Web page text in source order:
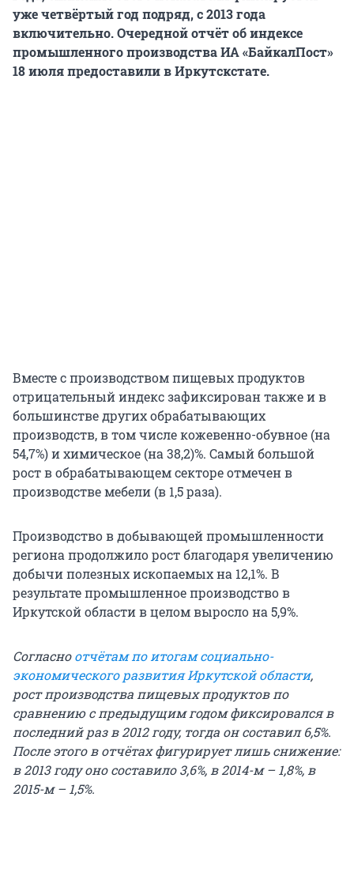
уже четвёртый год подряд, с 2013 года
включительно. Очередной отчёт об индексе
промышленного производства ИА «БайкалПост»
18 июля предоставили в Иркутскстате.
Вместе с производством пищевых продуктов
отрицательный индекс зафиксирован также и в
большинстве других обрабатывающих
производств, в том числе кожевенно-обувное (на
54,7%) и химическое (на 38,2)%. Самый большой
рост в обрабатывающем секторе отмечен в
производстве мебели (в 1,5 раза).
Производство в добывающей промышленности
региона продолжило рост благодаря увеличению
добычи полезных ископаемых на 12,1%. В
результате промышленное производство в
Иркутской области в целом выросло на 5,9%.
Согласноотчётам по итогам социально-
экономического развития Иркутской области,
рост производства пищевых продуктов по
сравнению с предыдущим годом фиксировался в
последний раз в 2012 году, тогда он составил 6,5%.
После этого в отчётах фигурирует лишь снижение:
в 2013 году оно составило 3,6%, в 2014-м – 1,8%, в
2015-м – 1,5%.